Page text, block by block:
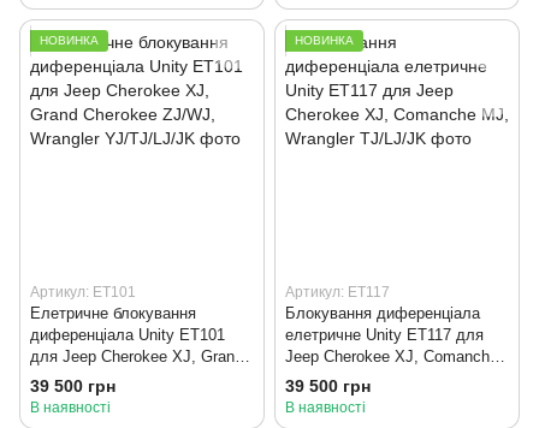
НОВИНКА
Артикул: ET101
Елетричне блокування
диференціала Unity ET101
для Jeep Cherokee XJ, Grand
Cherokee ZJ/WJ, Wrangler
YJ/TJ/LJ/JK
39 500 грн
В наявності
НОВИНКА
Артикул: ET117
Блокування диференціала
елетричне Unity ET117 для
Jeep Cherokee XJ, Comanche
MJ, Wrangler TJ/LJ/JK
39 500 грн
В наявності